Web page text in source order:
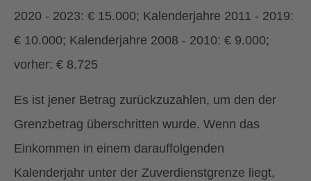
2020 - 2023: € 15.000; Kalenderjahre 2011 - 2019:
€ 10.000; Kalenderjahre 2008 - 2010: € 9.000;
vorher: € 8.725
Es ist jener Betrag zurückzuzahlen, um den der
Grenzbetrag überschritten wurde. Wenn das
Einkommen in einem darauffolgenden
Kalenderjahr unter der Zuverdienstgrenze liegt,